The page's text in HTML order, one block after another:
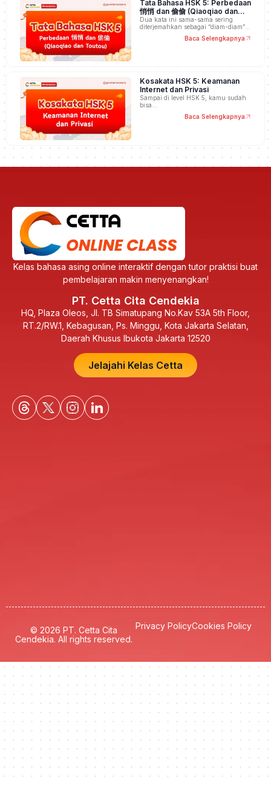
Tata Bahasa HSK 5: Perbedaan
悄悄 dan 偷偷 (Qiaoqiao dan
Toutou)
Dua kata ini sama-sama sering
diterjemahkan sebagai “diam-diam”,
Baca Selengkapnya
Kosakata HSK 5: Keamanan
Internet dan Privasi
Sampai di level HSK 5, kamu sudah
bisa…
Baca Selengkapnya
Kelas bahasa asing online interaktif dengan tutor praktisi buat
pembelajaran makin menyenangkan!
PT. Cetta Cita Cendekia
HQ, Plaza Oleos, Jl. TB Simatupang No.Kav 53A 5th Floor,
RT.2/RW.1, Kebagusan, Ps. Minggu, Kota Jakarta Selatan,
Daerah Khusus Ibukota Jakarta 12520
Jelajahi Kelas Cetta
© 2026 PT. Cetta Cita
Cendekia. All rights reserved.
Privacy PolicyCookies Policy